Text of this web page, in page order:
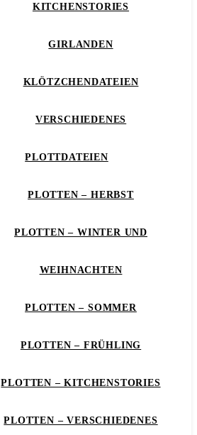
KITCHENSTORIES
GIRLANDEN
KLÖTZCHENDATEIEN
VERSCHIEDENES
PLOTTDATEIEN
PLOTTEN – HERBST
PLOTTEN – WINTER UND
WEIHNACHTEN
PLOTTEN – SOMMER
PLOTTEN – FRÜHLING
PLOTTEN – KITCHENSTORIES
PLOTTEN – VERSCHIEDENES